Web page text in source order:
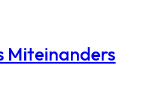
Miteinanders